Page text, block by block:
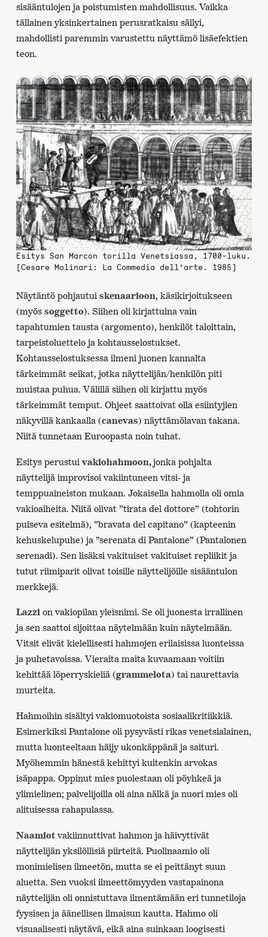
sisääntulojen ja poistumisten mahdollisuus. Vaikka
tällainen yksinkertainen perusratkaisu säilyi,
mahdollisti paremmin varustettu näyttämö lisäefektien
teon.
Esitys San Marcon torilla Venetsiassa, 1700-luku.
[Cesare Molinari: La Commedia dell’arte. 1985]
Näytäntö pohjautui skenaarioon, käsikirjoitukseen
(myös soggetto). Siihen oli kirjattuina vain
tapahtumien tausta (argomento), henkilöt taloittain,
tarpeistoluettelo ja kohtausselostukset.
Kohtausselostuksessa ilmeni juonen kannalta
tärkeimmät seikat, jotka näyttelijän/henkilön piti
muistaa puhua. Välillä siihen oli kirjattu myös
tärkeimmät temput. Ohjeet saattoivat olla esiintyjien
näkyvillä kankaalla (canevas) näyttämölavan takana.
Niitä tunnetaan Euroopasta noin tuhat.
Esitys perustui vakiohahmoon,jonka pohjalta
näyttelijä improvisoi vakiintuneen vitsi- ja
temppuaineiston mukaan. Jokaisella hahmolla oli omia
vakioaiheita. Niitä olivat ”tirata del dottore” (tohtorin
puiseva esitelmä), ”bravata del capitano” (kapteenin
kehuskelupuhe) ja ”serenata di Pantalone” (Pantalonen
serenadi). Sen lisäksi vakituiset vakituiset repliikit ja
tutut riimiparit olivat toisille näyttelijöille sisääntulon
merkkejä.
Lazzi on vakiopilan yleisnimi. Se oli juonesta irrallinen
ja sen saattoi sijoittaa näytelmään kuin näytelmään.
Vitsit elivät kielellisesti hahmojen erilaisissa luonteissa
ja puhetavoissa. Vieraita maita kuvaamaan voitiin
kehittää löperryskieliä (grammelota) tai naurettavia
murteita.
Hahmoihin sisältyi vakiomuotoista sosiaalikritiikkiä.
Esimerkiksi Pantalone oli pysyvästi rikas venetsialainen,
mutta luonteeltaan häijy ukonkäppänä ja saituri.
Myöhemmin hänestä kehittyi kuitenkin arvokas
isäpappa. Oppinut mies puolestaan oli pöyhkeä ja
ylimielinen; palvelijoilla oli aina nälkä ja nuori mies oli
alituisessa rahapulassa.
Naamiot vakiinnuttivat hahmon ja häivyttivät
näyttelijän yksilöllisiä piirteitä. Puolinaamio oli
monimielisen ilmeetön, mutta se ei peittänyt suun
aluetta. Sen vuoksi ilmeettömyyden vastapainona
näyttelijän oli onnistuttava ilmentämään eri tunnetiloja
fyysisen ja äänellisen ilmaisun kautta. Hahmo oli
visuaalisesti näytävä, eikä aina suinkaan loogisesti